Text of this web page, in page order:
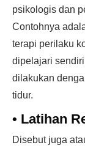
psikologis dan
Contohnya
terapi perilaku
dipelajari
dilakukan
tidur.
• Latihan
Disebut juga